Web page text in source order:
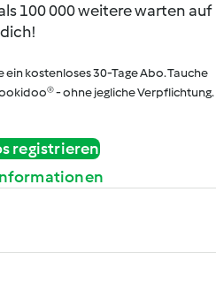
100 000 weitere warten auf
dich!
kostenloses 30-Tage Abo. Tauche
- ohne jegliche Verpflichtung.
registrieren